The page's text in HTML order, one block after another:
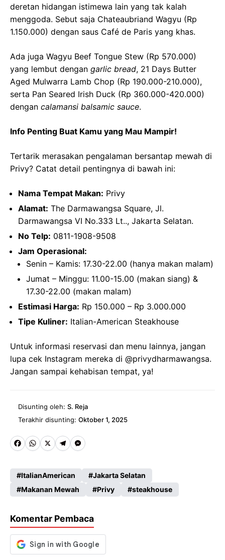
deretan hidangan istimewa lain yang tak kalah
menggoda. Sebut saja Chateaubriand Wagyu (Rp
1.150.000) dengan saus Café de Paris yang khas.
Ada juga Wagyu Beef Tongue Stew (Rp 570.000)
yang lembut dengan garlic bread, 21 Days Butter
Aged Mulwarra Lamb Chop (Rp 190.000-210.000),
serta Pan Seared Irish Duck (Rp 360.000-420.000)
dengan calamansi balsamic sauce.
Info Penting Buat Kamu yang Mau Mampir!
Tertarik merasakan pengalaman bersantap mewah di
Privy? Catat detail pentingnya di bawah ini:
Nama Tempat Makan: Privy
Alamat: The Darmawangsa Square, Jl.
Darmawangsa VI No.333 Lt.., Jakarta Selatan.
No Telp: 0811-1908-9508
Jam Operasional:
Senin – Kamis: 17.30-22.00 (hanya makan malam)
Jumat – Minggu: 11.00-15.00 (makan siang) &
17.30-22.00 (makan malam)
Estimasi Harga: Rp 150.000 – Rp 3.000.000
Tipe Kuliner: Italian-American Steakhouse
Untuk informasi reservasi dan menu lainnya, jangan
lupa cek Instagram mereka di @privydharmawangsa.
Jangan sampai kehabisan tempat, ya!
Disunting oleh: S. Reja
Terakhir disunting: Oktober 1, 2025
Fa
b
o
k
W
ts
A
p
X
Te
gr
a
M
se
n
er
ItalianAmerican
Jakarta Selatan
Makanan Mewah
Privy steakhouse
Komentar Pembaca